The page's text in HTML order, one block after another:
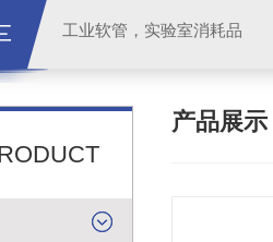
工业软管，实验室消耗品
产品展示